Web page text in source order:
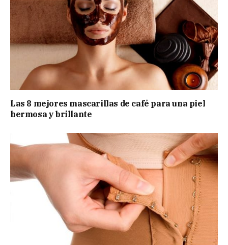
Las 8 mejores mascarillas de café para una piel
hermosa y brillante